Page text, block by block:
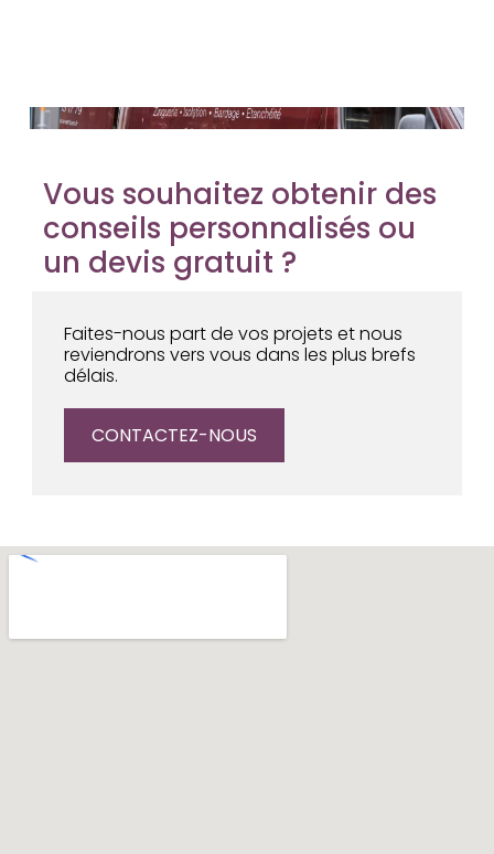
Vous souhaitez obtenir des
conseils personnalisés ou
un devis gratuit ?
Faites-nous part de vos projets et nous
reviendrons vers vous dans les plus brefs
délais.
CONTACTEZ-NOUS